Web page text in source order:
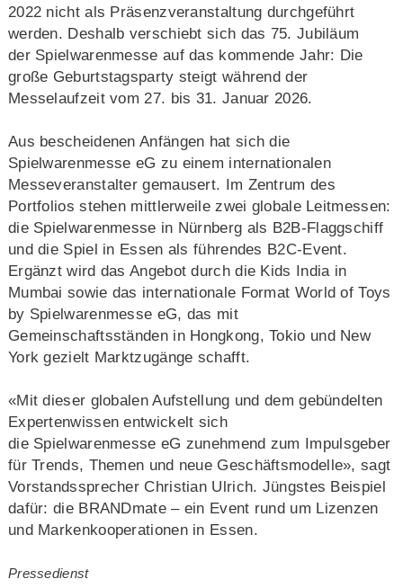
2022 nicht als Präsenzveranstaltung durchgeführt
werden. Deshalb verschiebt sich das 75. Jubiläum
der Spielwarenmesse auf das kommende Jahr: Die
große Geburtstagsparty steigt während der
Messelaufzeit vom 27. bis 31. Januar 2026.
Aus bescheidenen Anfängen hat sich die
Spielwarenmesse eG zu einem internationalen
Messeveranstalter gemausert. Im Zentrum des
Portfolios stehen mittlerweile zwei globale Leitmessen:
die Spielwarenmesse in Nürnberg als B2B-Flaggschiff
und die Spiel in Essen als führendes B2C-Event.
Ergänzt wird das Angebot durch die Kids India in
Mumbai sowie das internationale Format World of Toys
by Spielwarenmesse eG, das mit
Gemeinschaftsständen in Hongkong, Tokio und New
York gezielt Marktzugänge schafft.
«Mit dieser globalen Aufstellung und dem gebündelten
Expertenwissen entwickelt sich
die Spielwarenmesse eG zunehmend zum Impulsgeber
für Trends, Themen und neue Geschäftsmodelle», sagt
Vorstandssprecher Christian Ulrich. Jüngstes Beispiel
dafür: die BRANDmate – ein Event rund um Lizenzen
und Markenkooperationen in Essen.
Pressedienst